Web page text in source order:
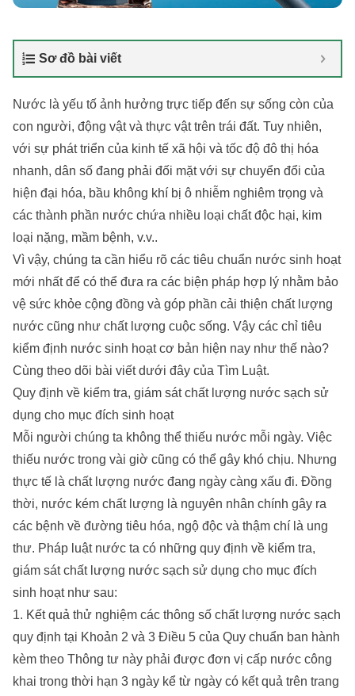
Sơ đồ bài viết
Nước là yếu tố ảnh hưởng trực tiếp đến sự sống còn của
con người, động vật và thực vật trên trái đất. Tuy nhiên,
với sự phát triển của kinh tế xã hội và tốc độ đô thị hóa
nhanh, dân số đang phải đối mặt với sự chuyển đổi của
hiện đại hóa, bầu không khí bị ô nhiễm nghiêm trọng và
các thành phần nước chứa nhiều loại chất độc hại, kim
loại nặng, mầm bệnh, v.v..
Vì vậy, chúng ta cần hiểu rõ các tiêu chuẩn nước sinh hoạt
mới nhất để có thể đưa ra các biện pháp hợp lý nhằm bảo
vệ sức khỏe cộng đồng và góp phần cải thiện chất lượng
nước cũng như chất lượng cuộc sống. Vậy các chỉ tiêu
kiểm định nước sinh hoạt cơ bản hiện nay như thế nào?
Cùng theo dõi bài viết dưới đây của Tìm Luật.
Quy định về kiểm tra, giám sát chất lượng nước sạch sử
dụng cho mục đích sinh hoạt
Mỗi người chúng ta không thể thiếu nước mỗi ngày. Việc
thiếu nước trong vài giờ cũng có thể gây khó chịu. Nhưng
thực tế là chất lượng nước đang ngày càng xấu đi. Đồng
thời, nước kém chất lượng là nguyên nhân chính gây ra
các bệnh về đường tiêu hóa, ngộ độc và thậm chí là ung
thư. Pháp luật nước ta có những quy định về kiểm tra,
giám sát chất lượng nước sạch sử dụng cho mục đích
sinh hoạt như sau:
1. Kết quả thử nghiệm các thông số chất lượng nước sạch
quy định tại Khoản 2 và 3 Điều 5 của Quy chuẩn ban hành
kèm theo Thông tư này phải được đơn vị cấp nước công
khai trong thời hạn 3 ngày kể từ ngày có kết quả trên trang